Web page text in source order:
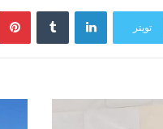
تويتر
لينكدإن